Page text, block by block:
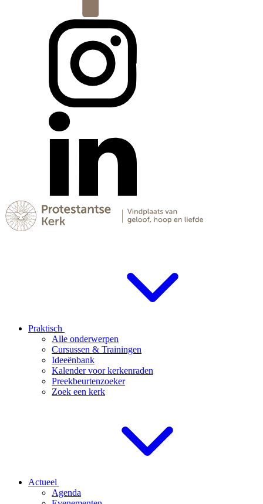
Praktisch
Alle onderwerpen
Cursussen & Trainingen
Ideeënbank
Kalender voor kerkenraden
Preekbeurtenzoeker
Zoek een kerk
Actueel
Agenda